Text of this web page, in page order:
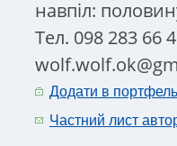
навпіл:
Тел. 098 283 66
Додати в портфель
Частний лист